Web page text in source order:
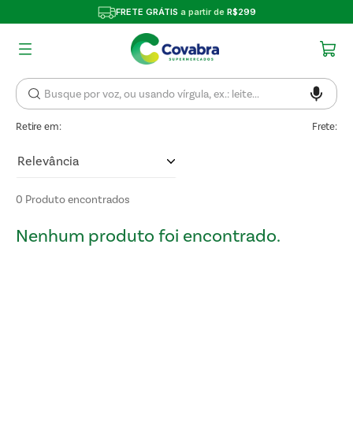
FRETE GRÁTIS a partir de R$299
Retire em: Frete:
Relevância
0 Produto